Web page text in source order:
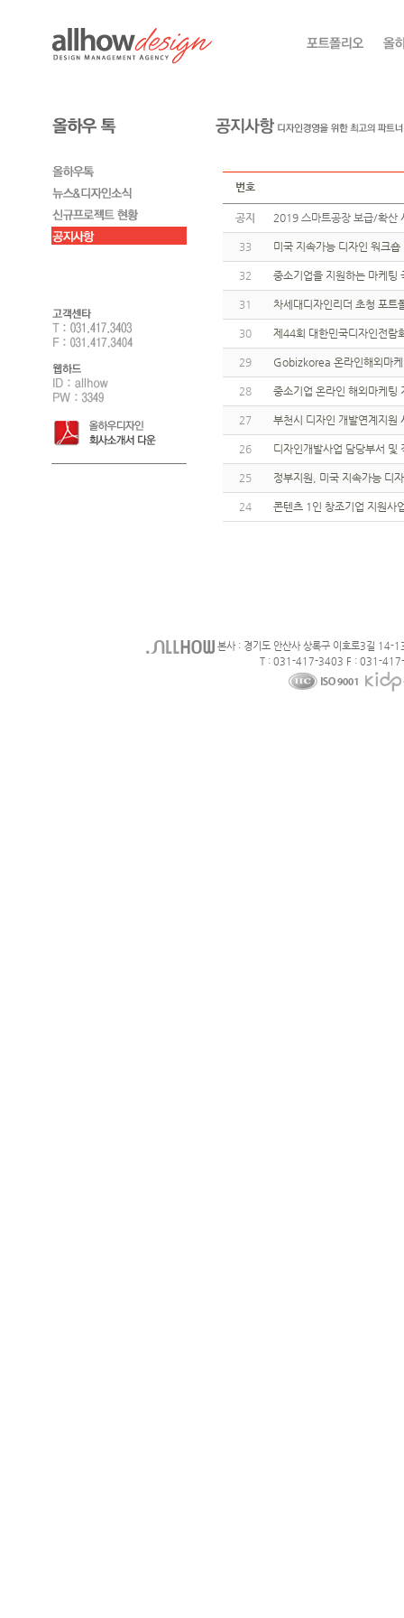
번호
공지 2019 스마트공장 보급/확
33 미국 지속가능 디자인 워크
32 중소기업을 지원하는 마케팅
31 차세대디자인리더 초청 포
30 제44회 대한민국디자인전람
29 Gobizkorea 온라인해외마
28 중소기업 온라인 해외마케팅
27 부천시 디자인 개발연계지원
26 디자인개발사업 담당부서 및
25 정부지원, 미국 지속가능 디
24 콘텐츠 1인 창조기업 지원사
본사 : 경기도 안산사 상록구 이호로3길 14-
T : 031-417-3403 F : 031-